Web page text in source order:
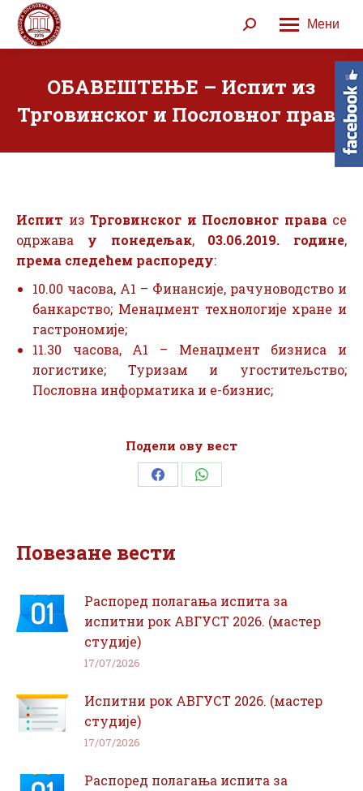
Мени
Search:
ОБАВЕШТЕЊЕ – Испит из
Трговинског и Пословног права
Испит из Трговинског и Пословног права се
одржава у понедељак, 03.06.2019. године,
према следећем распореду:
10.00 часова, А1 – Финансије, рачуноводство и
банкарство; Менаџмент технологије хране и
гастрономије;
11.30 часова, А1 – Менаџмент бизниса и
логистике; Туризам и угоститељство;
Пословна информатика и е-бизнис;
Подели ову вест
Share Share
Повезане вести
Распоред полагања испита за
испитни рок АВГУСТ 2026. (мастер
студије)
17/07/2026
Испитни рок АВГУСТ 2026. (мастер
студије)
17/07/2026
Распоред полагања испита за